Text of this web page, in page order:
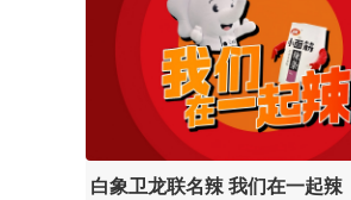
白象卫龙联名辣 我们在一起辣